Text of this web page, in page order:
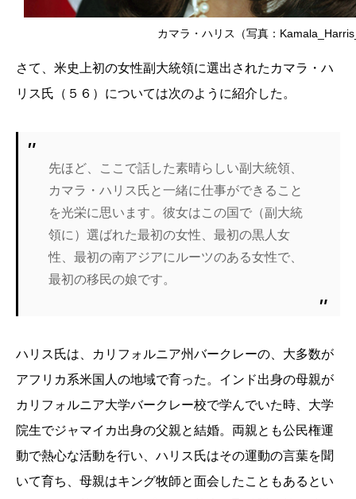
カマラ・ハリス（写真：
さて、米史上初の女性副大統領に選出されたカマラ・ハ
リス氏（５６）については次のように紹介した。
先ほど、ここで話した素晴らしい副大統領、
カマラ・ハリス氏と一緒に仕事ができること
を光栄に思います。彼女はこの国で（副大統
領に）選ばれた最初の女性、最初の黒人女
性、最初の南アジアにルーツのある女性で、
最初の移民の娘です。
ハリス氏は、カリフォルニア州バークレーの、大多数が
アフリカ系米国人の地域で育った。インド出身の母親が
カリフォルニア大学バークレー校で学んでいた時、大学
院生でジャマイカ出身の父親と結婚。両親とも公民権運
動で熱心な活動を行い、ハリス氏はその運動の言葉を聞
いて育ち、母親はキング牧師と面会したこともあるとい